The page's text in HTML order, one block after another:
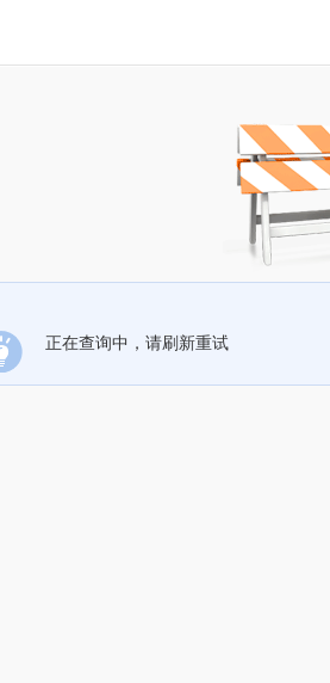
正在查询中，请刷新重试